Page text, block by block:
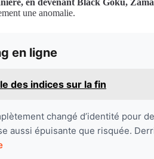
une anomalie.
en ligne
des indices sur la fin
changé d’identité
aussi épuisante que risquée.